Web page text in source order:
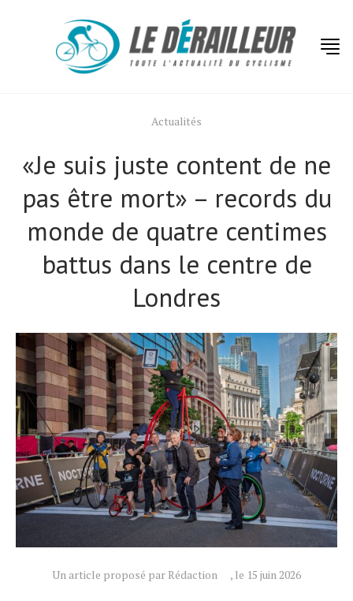
Actualités
«Je suis juste content de ne
pas être mort» – records du
monde de quatre centimes
battus dans le centre de
Londres
Un article proposé par Rédaction , le 15 juin 2026
Actualités
Tests de produits